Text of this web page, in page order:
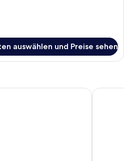
auswählen und Preise sehen